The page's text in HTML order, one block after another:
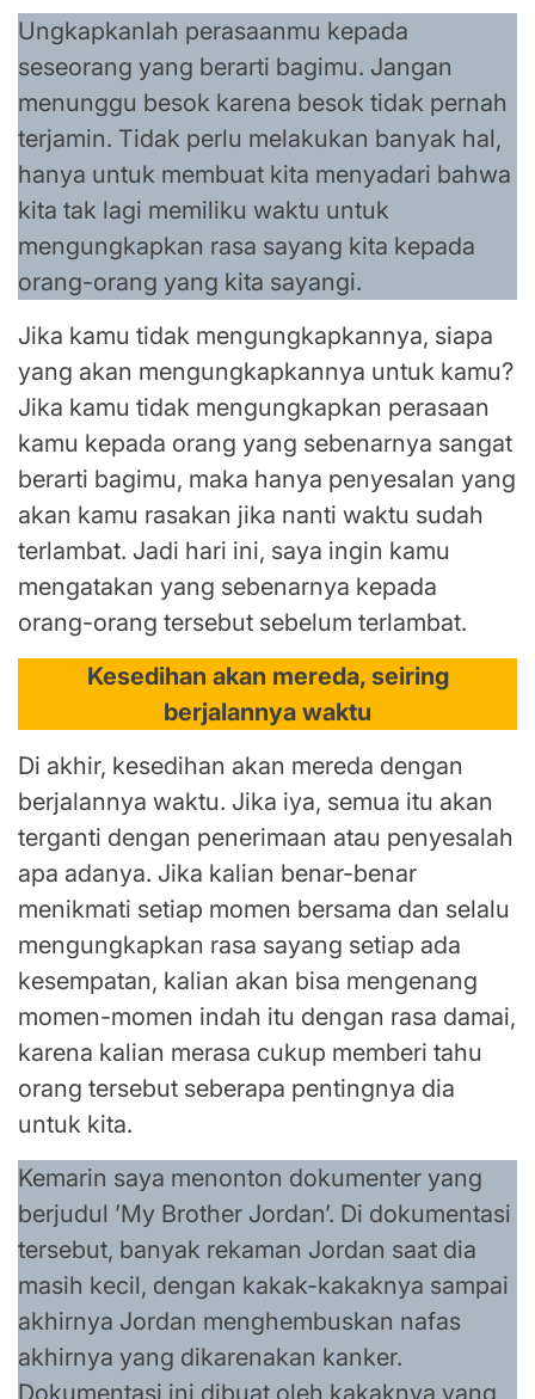
Ungkapkanlah perasaanmu kepada
seseorang yang berarti bagimu. Jangan
menunggu besok karena besok tidak pernah
terjamin. Tidak perlu melakukan banyak hal,
hanya untuk membuat kita menyadari bahwa
kita tak lagi memiliku waktu untuk
mengungkapkan rasa sayang kita kepada
orang-orang yang kita sayangi.
Jika kamu tidak mengungkapkannya, siapa
yang akan mengungkapkannya untuk kamu?
Jika kamu tidak mengungkapkan perasaan
kamu kepada orang yang sebenarnya sangat
berarti bagimu, maka hanya penyesalan yang
akan kamu rasakan jika nanti waktu sudah
terlambat. Jadi hari ini, saya ingin kamu
mengatakan yang sebenarnya kepada
orang-orang tersebut sebelum terlambat.
Kesedihan akan mereda, seiring
berjalannya waktu
Di akhir, kesedihan akan mereda dengan
berjalannya waktu. Jika iya, semua itu akan
terganti dengan penerimaan atau penyesalah
apa adanya. Jika kalian benar-benar
menikmati setiap momen bersama dan selalu
mengungkapkan rasa sayang setiap ada
kesempatan, kalian akan bisa mengenang
momen-momen indah itu dengan rasa damai,
karena kalian merasa cukup memberi tahu
orang tersebut seberapa pentingnya dia
untuk kita.
Kemarin saya menonton dokumenter yang
berjudul ’My Brother Jordan’. Di dokumentasi
tersebut, banyak rekaman Jordan saat dia
masih kecil, dengan kakak-kakaknya sampai
akhirnya Jordan menghembuskan nafas
akhirnya yang dikarenakan kanker.